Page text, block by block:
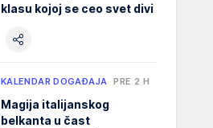
klasu kojoj se ceo svet divi
KALENDAR DOGAĐAJA PRE 2 H
Magija italijanskog
belkanta u čast